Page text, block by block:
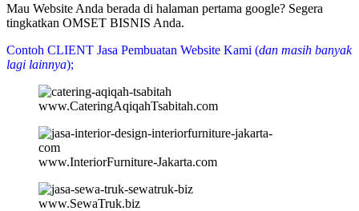
Mau Website Anda berada di halaman pertama google? Segera
tingkatkan OMSET BISNIS Anda.
Contoh CLIENT Jasa Pembuatan Website Kami (dan masih banyak
lagi lainnya);
www.CateringAqiqahTsabitah.com
www.InteriorFurniture-Jakarta.com
www.SewaTruk.biz